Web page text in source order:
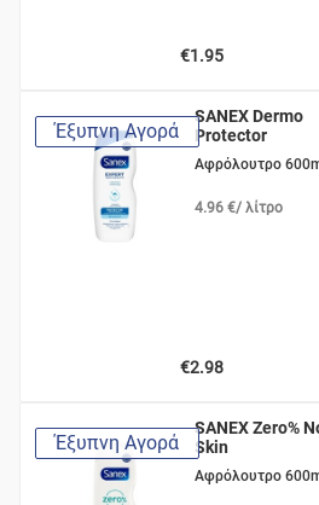
€1.95
Έξυπνη Αγορά
SANEX Dermo
Protector
Αφρόλουτρο
4.96 €/ λίτρο
€2.98
Έξυπνη Αγορά
SANEX Zero%
Skin
Αφρόλουτρο